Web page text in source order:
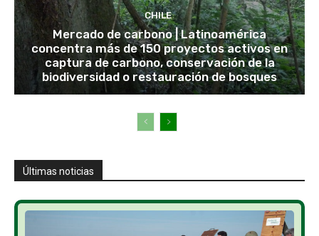
CHILE
Mercado de carbono | Latinoamérica
concentra más de 150 proyectos activos en
captura de carbono, conservación de la
biodiversidad o restauración de bosques
Últimas noticias